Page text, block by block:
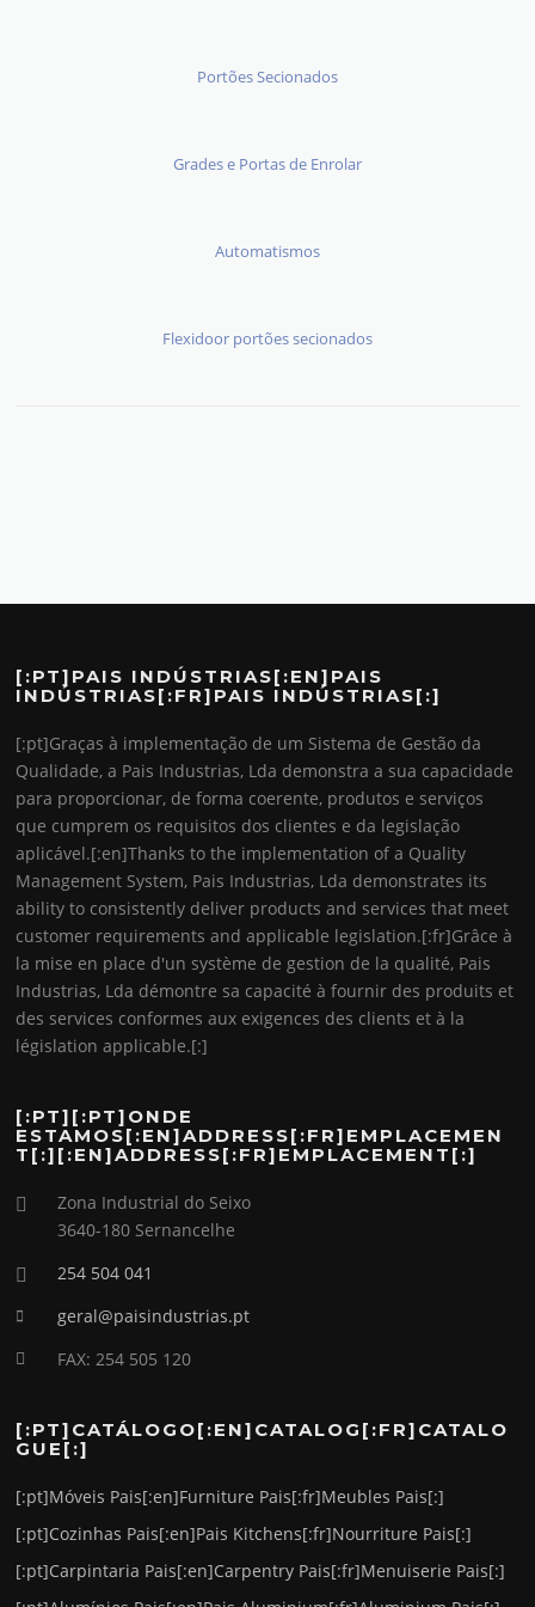
Portões Secionados
Grades e Portas de Enrolar
Automatismos
Flexidoor portões secionados
[:PT]PAIS INDÚSTRIAS[:EN]PAIS
INDÚSTRIAS[:FR]PAIS INDÚSTRIAS[:]
[:pt]Graças à implementação de um Sistema de Gestão da
Qualidade, a Pais Industrias, Lda demonstra a sua capacidade
para proporcionar, de forma coerente, produtos e serviços
que cumprem os requisitos dos clientes e da legislação
aplicável.[:en]Thanks to the implementation of a Quality
Management System, Pais Industrias, Lda demonstrates its
ability to consistently deliver products and services that meet
customer requirements and applicable legislation.[:fr]Grâce à
la mise en place d'un système de gestion de la qualité, Pais
Industrias, Lda démontre sa capacité à fournir des produits et
des services conformes aux exigences des clients et à la
législation applicable.[:]
[:PT][:PT]ONDE
ESTAMOS[:EN]ADDRESS[:FR]EMPLACEMEN
T[:][:EN]ADDRESS[:FR]EMPLACEMENT[:]
Zona Industrial do Seixo
3640-180 Sernancelhe
254 504 041
geral@paisindustrias.pt
FAX: 254 505 120
[:PT]CATÁLOGO[:EN]CATALOG[:FR]CATALO
GUE[:]
[:pt]Móveis Pais[:en]Furniture Pais[:fr]Meubles Pais[:]
[:pt]Cozinhas Pais[:en]Pais Kitchens[:fr]Nourriture Pais[:]
[:pt]Carpintaria Pais[:en]Carpentry Pais[:fr]Menuiserie Pais[:]